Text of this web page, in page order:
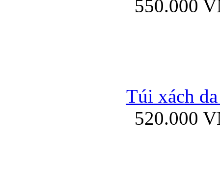
Bao da iPad
550.000
Túi xách
520.000